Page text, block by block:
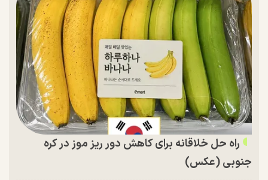
راه حل خلاقانه برای کاهش دور ریز موز در کره
جنوبی (عکس)